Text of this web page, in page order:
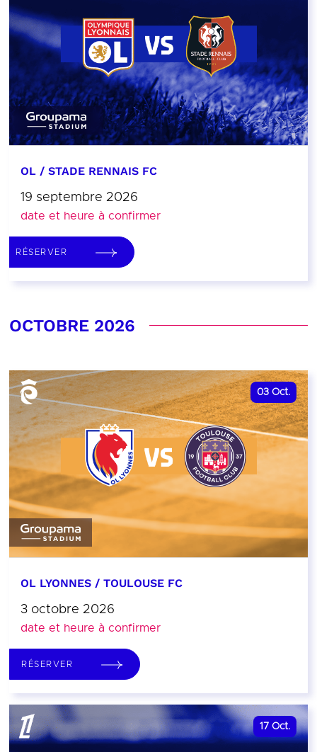
OL / STADE RENNAIS FC
19 septembre 2026
date et heure à confirmer
RÉSERVER
OCTOBRE 2026
03 Oct.
OL LYONNES / TOULOUSE FC
3 octobre 2026
date et heure à confirmer
RÉSERVER
17 Oct.